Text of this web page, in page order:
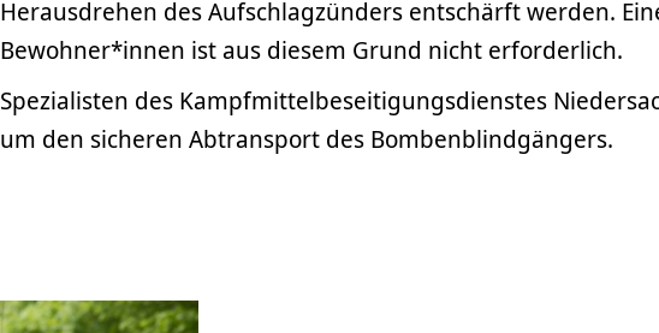
Herausdrehen des Aufschlagzünders entschärft werden.
Bewohner*innen ist aus diesem Grund nicht erforderlich.
Spezialisten des Kampfmittelbeseitigungsdienstes
um den sicheren Abtransport des Bombenblindgängers.